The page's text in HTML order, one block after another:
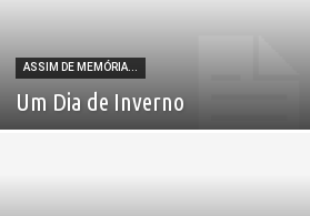
ASSIM DE MEMÓRIA...
Um Dia de Inverno